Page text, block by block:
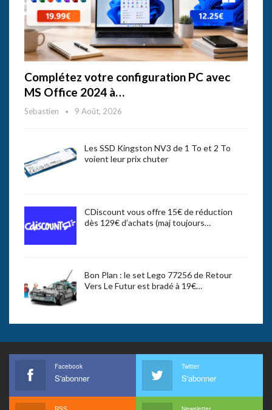
Complétez votre configuration PC avec
MS Office 2024 à…
Sebastien 9 Août, 2026
Les SSD Kingston NV3 de 1 To et 2 To
voient leur prix chuter
CDiscount vous offre 15€ de réduction
dès 129€ d’achats (maj toujours…
Bon Plan : le set Lego 77256 de Retour
Vers Le Futur est bradé à 19€…
Facebook
S'abonner
Twitter
S'abonner